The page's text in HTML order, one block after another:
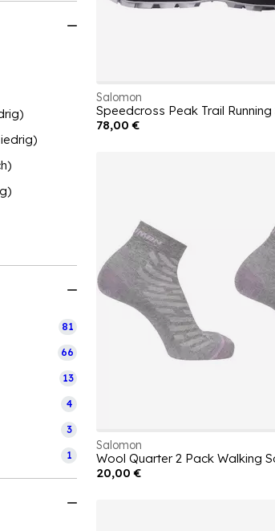
81
66
13
4
3
1
Salomon
Speedcross Peak Trail
78,00 €
Salomon
Wool Quarter 2 Pack Walking
20,00 €